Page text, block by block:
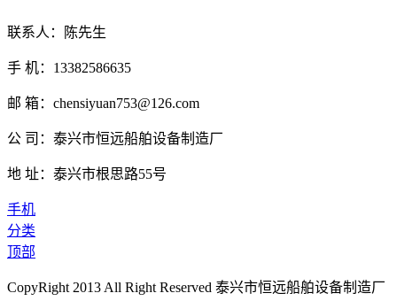
联系人：陈先生
手 机：13382586635
邮 箱：chensiyuan753@126.com
公 司：泰兴市恒远船舶设备制造厂
地 址：泰兴市根思路55号
手机
分类
顶部
CopyRight 2013 All Right Reserved 泰兴市恒远船舶设备制造厂